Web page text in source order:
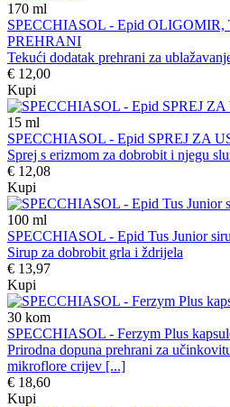
170 ml
SPECCHIASOL - Epid
PREHRANI
Tekući dodatak prehrani za
€ 12,00
Kupi
15 ml
SPECCHIASOL - Epid SPREJ ZA
Sprej s erizmom za dobrobit i njegu
€ 12,08
Kupi
100 ml
SPECCHIASOL - Epid Tus Junior
Sirup za dobrobit grla i ždrijela
€ 13,97
Kupi
30 kom
SPECCHIASOL - Ferzym Plus
Prirodna dopuna prehrani za
mikroflore crijev [...]
€ 18,60
Kupi